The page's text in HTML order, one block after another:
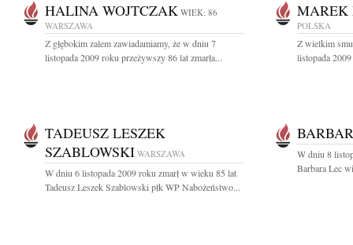
HALINA WOJTCZAK WIEK: 86
WARSZAWA
Z głębokim zalem zawiadamiamy, że w dniu 7
listopada 2009 roku przeżywszy 86 lat zmarła...
MAREK
POLSKA
Z wielkim
listopada
TADEUSZ LESZEK
SZABLOWSKI WARSZAWA
W dniu 6 listopada 2009 roku zmarł w wieku 85 lat
Tadeusz Leszek Szablowski płk WP Nabożeństwo...
W dniu 8
Barbara Lec